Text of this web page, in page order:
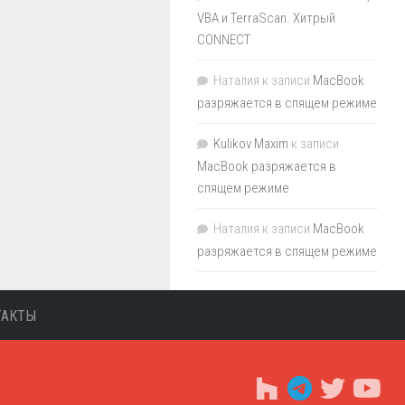
VBA и TerraScan. Хитрый
CONNECT
Наталия к записи MacBook
разряжается в спящем режиме
Kulikov Maxim к записи
MacBook разряжается в
спящем режиме
Наталия к записи MacBook
разряжается в спящем режиме